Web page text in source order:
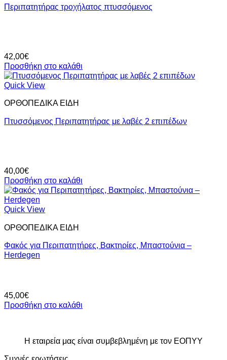
Περιπατητήρας τροχήλατος πτυσσόμενος
42,00€
Προσθήκη στο καλάθι
Quick View
ΟΡΘΟΠΕΔΙΚΑ ΕΙΔΗ
Πτυσσόμενος Περιπατητήρας με λαβές 2 επιπέδων
40,00€
Προσθήκη στο καλάθι
Quick View
ΟΡΘΟΠΕΔΙΚΑ ΕΙΔΗ
Φακός για Περιπατητήρες, Βακτηρίες, Μπαστούνια –
Herdegen
45,00€
Προσθήκη στο καλάθι
Η εταιρεία μας είναι συμβεβλημένη με τον ΕΟΠΥΥ